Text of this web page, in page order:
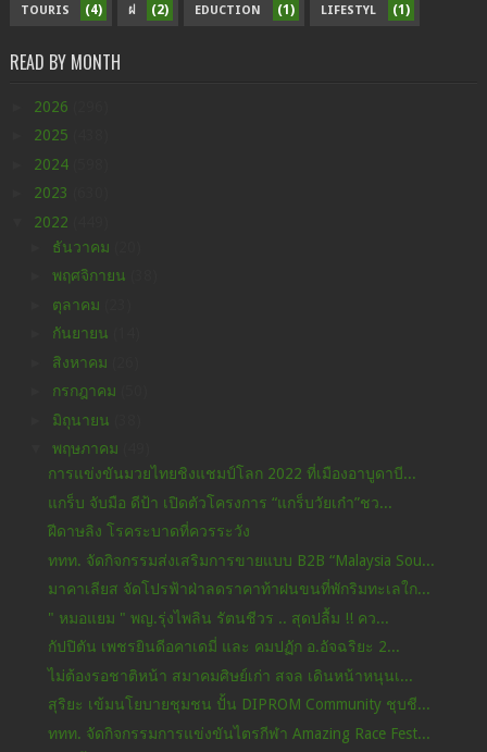
TOURIS (4) ฝ (2) EDUCTION (1) LIFESTYL (1)
READ BY MONTH
2026
2025
2024
2023
2022
ธันวาคม
พฤศจิกายน
ตุลาคม
กันยายน
สิงหาคม
กรกฎาคม
มิถุนายน
พฤษภาคม
การแข่งขันมวยไทยชิงแชมป์โลก 2022 ที่เมืองอาบูดาบี...
แกร็บ จับมือ ดีป้า เปิดตัวโครงการ “แกร็บวัยเก๋า”ชว...
ฝีดาษลิง โรคระบาดที่ควรระวัง
ททท. จัดกิจกรรมส่งเสริมการขายแบบ B2B “Malaysia Sou...
มาคาเลียส จัดโปรฟ้าฝ่าลดราคาท้าฝนขนที่พักริมทะเลใก...
" หมอแยม " พญ.รุ่งไพลิน รัตนชีวร .. สุดปลื้ม !! คว...
กัปปิตัน เพชรยินดีอคาเดมี่ และ คมปฏัก อ.อัจฉริยะ 2...
ไม่ต้องรอชาติหน้า สมาคมศิษย์เก่า สจล เดินหน้าหนุนเ...
สุริยะ เข้มนโยบายชุมชน ปั้น DIPROM Community ชุบชี...
ททท. จัดกิจกรรมการแข่งขันไตรกีฬา Amazing Race Fest...